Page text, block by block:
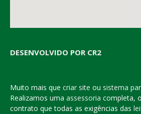
DESENVOLVIDO POR CR2
Muito mais que criar site ou sistema
Realizamos uma assessoria completa,
contrato que todas as exigências das